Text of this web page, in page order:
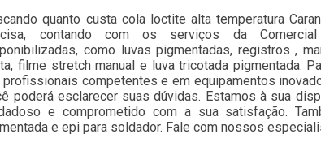
quanto custa cola loctite alta temperatura
contando com os serviços da
como luvas pigmentadas, registros ,
filme stretch manual e luva tricotada pigmentada.
profissionais competentes e em equipamentos
poderá esclarecer suas dúvidas. Estamos à sua
e comprometido com a sua satisfação.
e epi para soldador. Fale com nossos